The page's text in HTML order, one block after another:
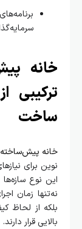
برنامه‌های
سرمایه‌گذاران
از
پیش‌ساختهتولید
برای نیازهای
نوع سازه‌ها با
زمان اجرای
از لحاظ کیفیت،
قرار دارند.